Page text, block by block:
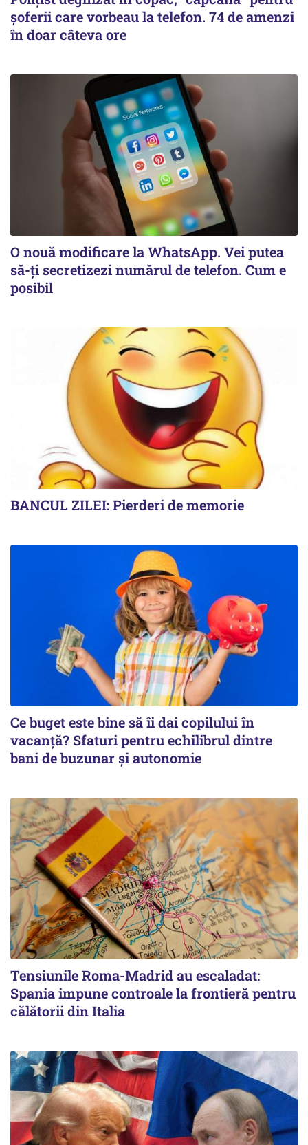
șoferii care vorbeau la telefon. 74 de amenzi
în doar câteva ore
O nouă modificare la WhatsApp. Vei putea
să-ți secretizezi numărul de telefon. Cum e
posibil
BANCUL ZILEI: Pierderi de memorie
Ce buget este bine să îi dai copilului în
vacanță? Sfaturi pentru echilibrul dintre
bani de buzunar și autonomie
Tensiunile Roma-Madrid au escaladat:
Spania impune controale la frontieră pentru
călătorii din Italia